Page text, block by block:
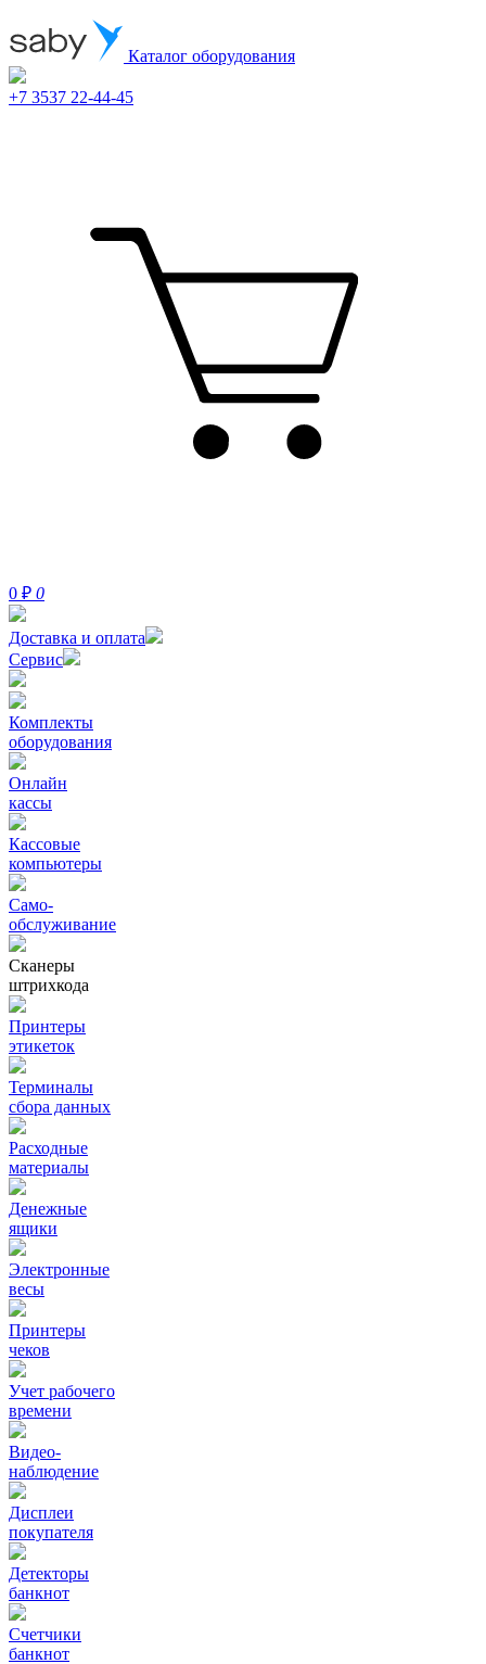
Каталог оборудования
+7 3537 22-44-45
0 ₽ 0
Доставка и оплата
Сервис
Комплекты
оборудования
Онлайн
кассы
Кассовые
компьютеры
Само-
обслуживание
Сканеры
штрихкода
Принтеры
этикеток
Терминалы
сбора данных
Расходные
материалы
Денежные
ящики
Электронные
весы
Принтеры
чеков
Учет рабочего
времени
Видео‑
наблюдение
Дисплеи
покупателя
Детекторы
банкнот
Счетчики
банкнот